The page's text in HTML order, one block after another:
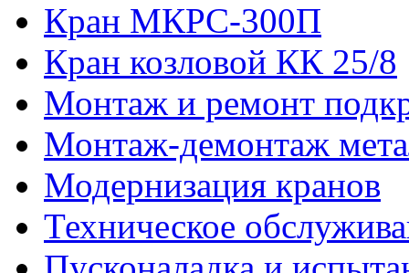
Кран МКРС-300П
Кран козловой КК 25/8
Монтаж и ремонт
Монтаж-демонтаж
Модернизация кранов
Техническое